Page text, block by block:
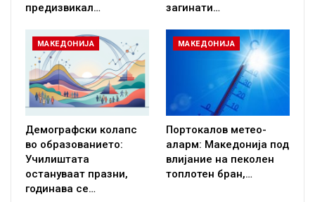
предизвикал… загинати…
МАКЕДОНИЈА
Демографски колапс
во образованието:
Училиштата
остануваат празни,
годинава се…
МАКЕДОНИЈА
Портокалов метео-
аларм: Македонија под
влијание на пеколен
топлотен бран,…